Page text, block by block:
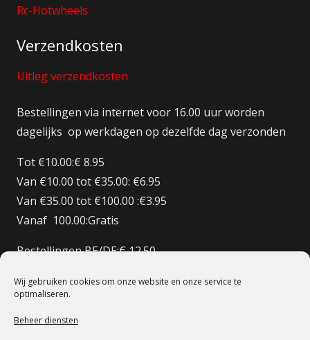
Wij gebruiken cookies om onze website en onze service te
optimaliseren.
Beheer diensten
Rc-Hotwheels
Verzendkosten
Uitleg verzendkosten
Bestellingen via internet voor 16.00 uur worden
dagelijks op werkdagen op dezelfde dag verzonden
Tot €10.00:€ 8.95
Van €10.00 tot €35.00: €6.95
Van €35.00 tot €100.00 :€3.95
Vanaf 100.00:Gratis
Bestellingen BE/DE:€ 12.50
Bestellingen FR:€15.00
© 1998 – 2022 De Heilige Koe Deventer.